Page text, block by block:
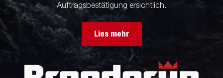
Auftragsbestätigung ersichtlich.
Lies mehr